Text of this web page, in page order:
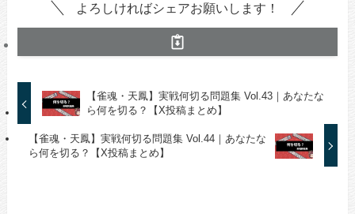
よろしければシェアお願いします！
【雀魂・天鳳】実戦何切る問題集 Vol.43｜あなたな
ら何を切る？【X投稿まとめ】
【雀魂・天鳳】実戦何切る問題集 Vol.44｜あなたな
ら何を切る？【X投稿まとめ】